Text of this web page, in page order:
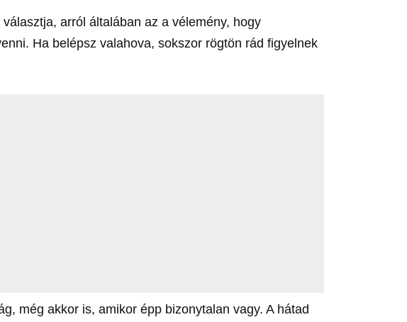
arról általában az a vélemény, hogy
Ha belépsz valahova, sokszor rögtön rád figyelnek
még akkor is, amikor épp bizonytalan vagy. A hátad